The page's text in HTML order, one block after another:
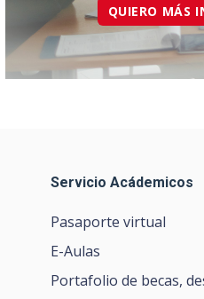
QUIERO MÁS
Servicio Acádemicos
Pasaporte virtual
E-Aulas
Portafolio de becas,